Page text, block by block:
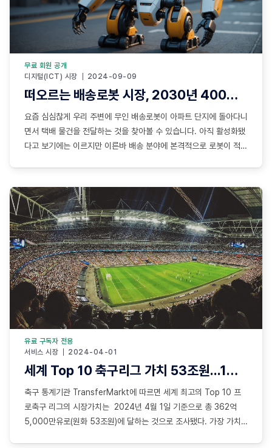
디지털(ICT) 시장 2024-09-09
무료 회원 공개
떠오르는 배송로봇 시장, 2030년 400억원 시장
요즘 심심찮게 우리 주변에 무인 배송로봇이 아파트 단지에 돌아다니
면서 택배 물건을 전달하는 것을 찾아볼 수 있습니다. 아직 활성화됐
다고 보기에는 이르지만 이른바 배송 분야에 본격적으로 로봇이 적용
주민과 통신해 로봇을 통제헤 각 세대별로 지정된 시간에 전달하는
서비스 시장 2024-04-01
유료 구독자 전용
세계 Top 10 축구리그 가치 53조원...1위는 영국 프로축구 1부(EPL) 16조원
축구 통계기관 TransferMarkt에 따르면 세계 최고의 Top 10 프
로축구 리그의 시장가치는 2024년 4월 1일 기준으로 총 362억
5,000만유로(원화 53조원)에 달하는 것으로 조사됐다. 가장 가치